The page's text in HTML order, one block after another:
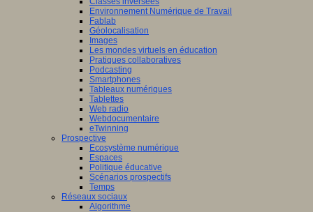
Environnement Numérique de Travail
Fablab
Géolocalisation
Images
Les mondes virtuels en éducation
Pratiques collaboratives
Podcasting
Smartphones
Tableaux numériques
Tablettes
Web radio
Webdocumentaire
eTwinning
Prospective
Ecosystème numérique
Espaces
Politique éducative
Scénarios prospectifs
Temps
Réseaux sociaux
Algorithme